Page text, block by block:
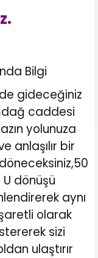
Bilgi
gideceğiniz
caddesi
yolunuza
anlaşılır bir
dönüşü
aynı
olarak
sizi
ulaştırır